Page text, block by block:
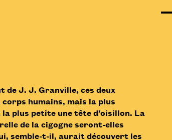
de J. J. Granville, ces deux
humains, mais la plus
plus petite une tête d’oisillon. La
de la cigogne seront-elles
semble-t-il, aurait découvert les